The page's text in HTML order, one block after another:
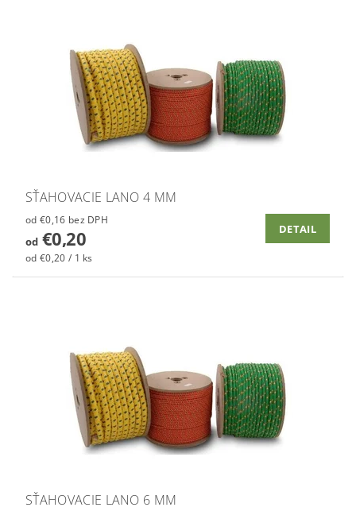
SŤAHOVACIE LANO 4 MM
od €0,16 bez DPH
od€0,20
od €0,20 / 1 ks
DETAIL
SŤAHOVACIE LANO 6 MM